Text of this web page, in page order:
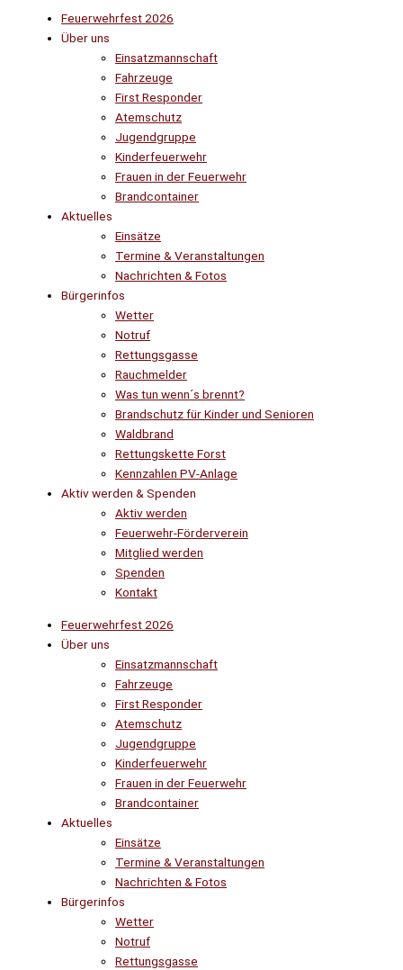
Feuerwehrfest 2026
Über uns
Einsatzmannschaft
Fahrzeuge
First Responder
Atemschutz
Jugendgruppe
Kinderfeuerwehr
Frauen in der Feuerwehr
Brandcontainer
Aktuelles
Einsätze
Termine & Veranstaltungen
Nachrichten & Fotos
Bürgerinfos
Wetter
Notruf
Rettungsgasse
Rauchmelder
Was tun wenn´s brennt?
Brandschutz für Kinder und Senioren
Waldbrand
Rettungskette Forst
Kennzahlen PV-Anlage
Aktiv werden & Spenden
Aktiv werden
Feuerwehr-Förderverein
Mitglied werden
Spenden
Kontakt
Feuerwehrfest 2026
Über uns
Einsatzmannschaft
Fahrzeuge
First Responder
Atemschutz
Jugendgruppe
Kinderfeuerwehr
Frauen in der Feuerwehr
Brandcontainer
Aktuelles
Einsätze
Termine & Veranstaltungen
Nachrichten & Fotos
Bürgerinfos
Wetter
Notruf
Rettungsgasse